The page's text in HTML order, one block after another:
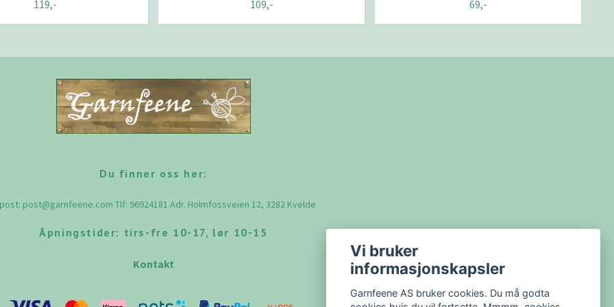
119,-
109,-
69,-
Du finner oss her:
post@garnfeene.com Tlf: 96924181 Adr. Holmfossveien 12, 3282 Kvelde
Åpningstider: tirs-fre 10-17, lør 10-15
Kontakt
Vi bruker
informasjonskapsler
Garnfeene AS bruker cookies. Du må godta